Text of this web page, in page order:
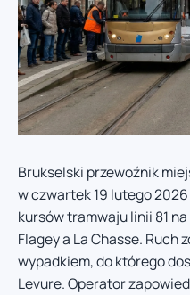
Brukselski przewoźnik
w czwartek 19 lutego
kursów tramwaju linii 81
Flagey a La Chasse. Ruch
wypadkiem, do którego
Levure. Operator